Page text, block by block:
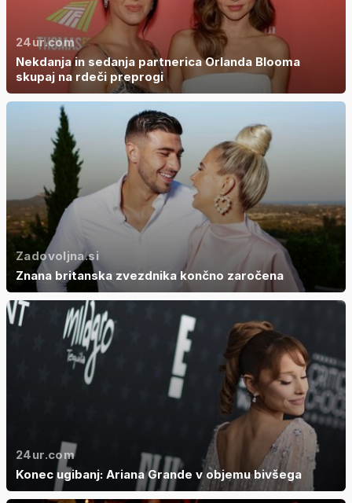
24ur.com
Nekdanja in sedanja partnerica Orlanda Blooma
skupaj na rdeči preprogi
Zadovoljna.si
Znana britanska zvezdnika končno zaročena
24ur.com
Konec ugibanj: Ariana Grande v objemu bivšega